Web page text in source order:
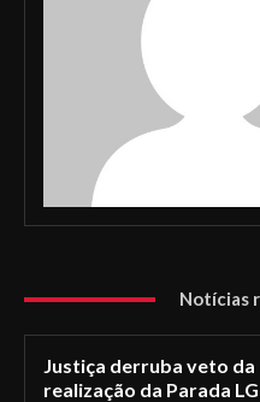
Notícias
Justiça derruba veto
realização da Parada